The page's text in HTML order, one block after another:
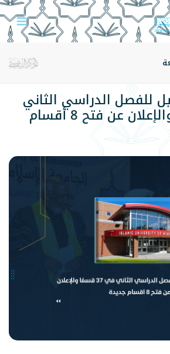
للفصل الدراسي الثاني
في 37 قسمًا والإعلان عن فتح 8 أقسام